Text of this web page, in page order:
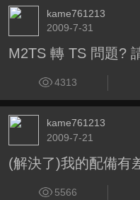
kame761213
2009-7-31
M2TS 轉 TS 問題?
4313
kame761213
2009-7-21
(解決了)我的配備有
5566